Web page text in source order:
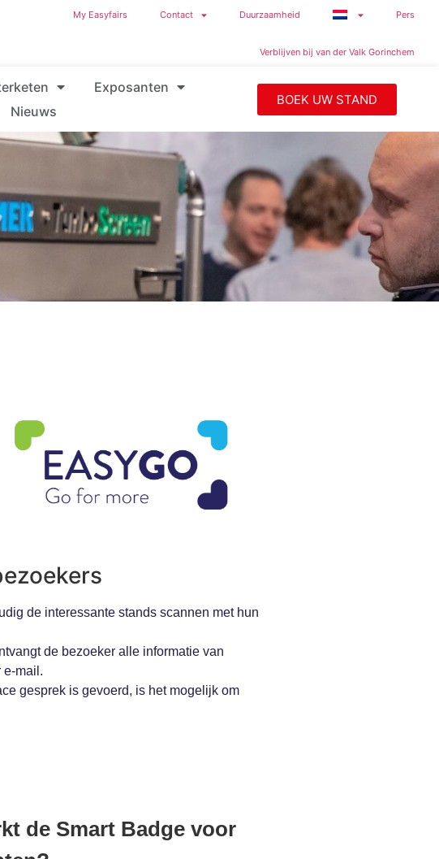
My Easyfairs Contact Duurzaamheid Pers
Verblijven bij van der Valk Gorinchem
Exposanten
Nieuws
BOEK UW STAND
de interessante stands scannen met hun
de bezoeker alle informatie van
e-mail.
gesprek is gevoerd, is het mogelijk om
de Smart Badge voor